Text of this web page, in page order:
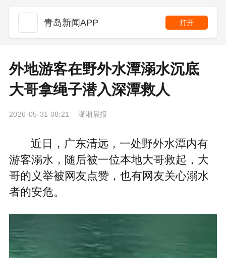
青岛新闻APP 打开
外地游客在野外水潭溺水沉底
大哥拿绳子潜入深潭救人
2026-05-31 08:21 潇湘晨报
近日，广东清远，一处野外水潭内有
游客溺水，随后被一位本地大哥救起，大
哥的义举被网友点赞，也有网友关心溺水
者的安危。